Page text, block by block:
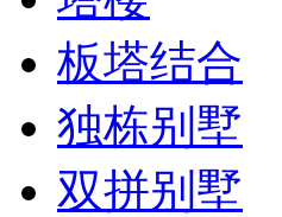
板塔结合
独栋别墅
双拼别墅